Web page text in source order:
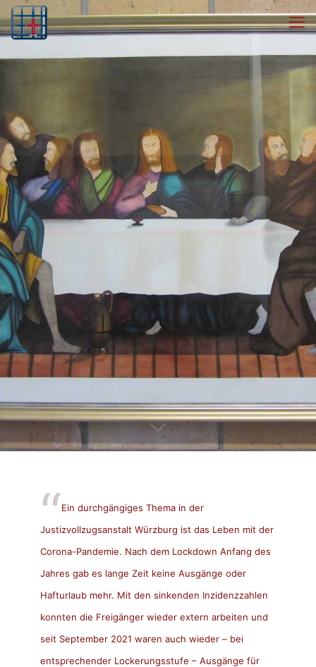
Ein durchgängiges Thema in der
Justizvollzugsanstalt Würzburg ist das Leben mit der
Corona-Pandemie. Nach dem Lockdown Anfang des
Jahres gab es lange Zeit keine Ausgänge oder
Hafturlaub mehr. Mit den sinkenden Inzidenzzahlen
konnten die Freigänger wieder extern arbeiten und
seit September 2021 waren auch wieder – bei
entsprechender Lockerungsstufe – Ausgänge für